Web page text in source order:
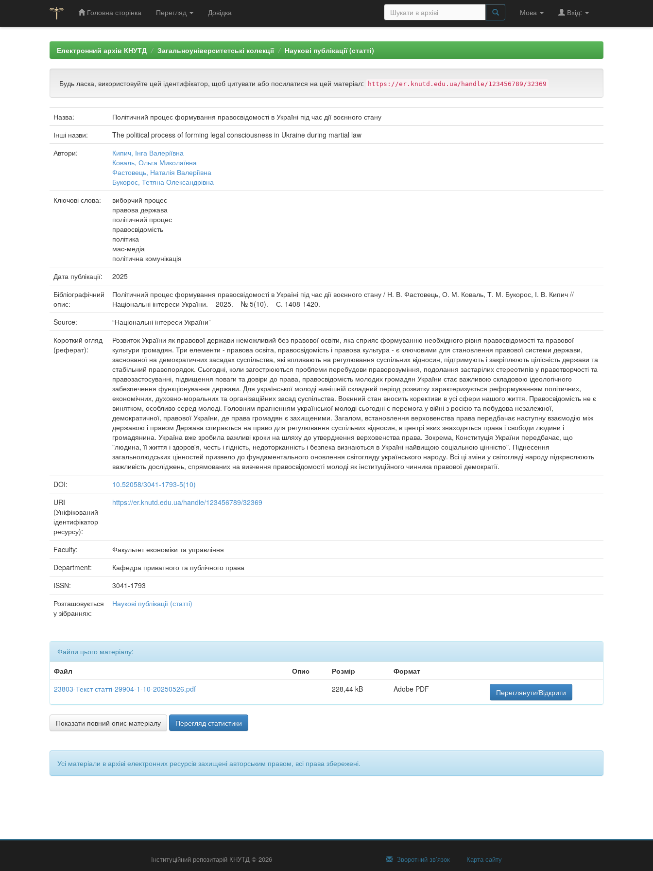
Головна сторінка Перегляд Довідка Мова Вхід:
Електронний архів КНУТД Загальноуніверситетські колекції Наукові публікації (статті)
Будь ласка, використовуйте цей ідентифікатор, щоб цитувати або посилатися на цей матеріал: https://er.knutd.edu.ua/handle/123456789/32369
Назва:
Політичний процес формування правосвідомості в Україні під час дії воєнного стану
Інші назви:
The political process of forming legal consciousness in Ukraine during martial law
Автори:
Кипич, Інга Валеріївна
Коваль, Ольга Миколаївна
Фастовець, Наталія Валеріївна
Букорос, Тетяна Олександрівна
Ключові слова:
виборчий процес
правова держава
політичний процес
правосвідомість
політика
мас-медіа
політична комунікація
Дата публікації:
2025
Бібліографічний
опис:
Політичний процес формування правосвідомості в Україні під час дії воєнного стану / Н. В. Фастовець, О. М. Коваль, Т. М. Букорос, І. В. Кипич //
Національні інтереси України. – 2025. – № 5(10). – С. 1408-1420.
Source:
“Національні інтереси Україниˮ
Короткий огляд
(реферат):
Розвиток України як правової держави неможливий без правової освіти, яка сприяє формуванню необхідного рівня правосвідомості та правової
культури громадян. Три елементи - правова освіта, правосвідомість і правова культура - є ключовими для становлення правової системи держави,
заснованої на демократичних засадах суспільства, які впливають на регулювання суспільних відносин, підтримують і закріплюють цілісність держави та
стабільний правопорядок. Сьогодні, коли загострюються проблеми перебудови праворозуміння, подолання застарілих стереотипів у правотворчості та
правозастосуванні, підвищення поваги та довіри до права, правосвідомість молодих громадян України стає важливою складовою ідеологічного
забезпечення функціонування держави. Для української молоді нинішній складний період розвитку характеризується реформуванням політичних,
економічних, духовно-моральних та організаційних засад суспільства. Воєнний стан вносить корективи в усі сфери нашого життя. Правосвідомість не є
винятком, особливо серед молоді. Головним прагненням української молоді сьогодні є перемога у війні з росією та побудова незалежної,
демократичної, правової України, де права громадян є захищеними. Загалом, встановлення верховенства права передбачає наступну взаємодію між
державою і правом Держава спирається на право для регулювання суспільних відносин, в центрі яких знаходяться права і свободи людини і
громадянина. Україна вже зробила важливі кроки на шляху до утвердження верховенства права. Зокрема, Конституція України передбачає, що
"людина, її життя і здоров'я, честь і гідність, недоторканність і безпека визнаються в Україні найвищою соціальною цінністю". Піднесення
загальнолюдських цінностей призвело до фундаментального оновлення світогляду українського народу. Всі ці зміни у світогляді народу підкреслюють
важливість досліджень, спрямованих на вивчення правосвідомості молоді як інституційного чинника правової демократії.
DOI:
10.52058/3041-1793-5(10)
URI
(Уніфікований
ідентифікатор
ресурсу):
https://er.knutd.edu.ua/handle/123456789/32369
Faculty:
Факультет економіки та управління
Department:
Кафедра приватного та публічного права
ISSN:
3041-1793
Розташовується
у зібраннях:
Наукові публікації (статті)
Файли цього матеріалу:
Файл
Опис Розмір
Формат
23803-Текст статті-29904-1-10-20250526.pdf
228,44 kB Adobe PDF Переглянути/Відкрити
Показати повний опис матеріалу Перегляд статистики
Усі матеріали в архіві електронних ресурсів захищені авторським правом, всі права збережені.
Інституційний репозитарій КНУТД © 2026 Зворотний зв’язок Карта сайту